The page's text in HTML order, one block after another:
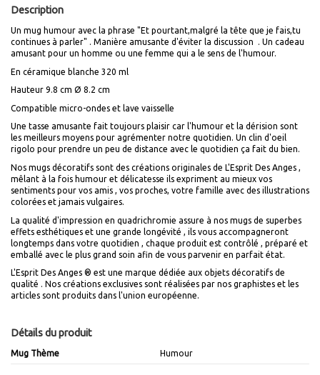
Description
Un mug humour avec la phrase "Et pourtant,malgré la tête que je fais,tu
continues à parler" . Manière amusante d'éviter la discussion . Un cadeau
amusant pour un homme ou une femme qui a le sens de l'humour.
En céramique blanche 320 ml
Hauteur 9.8 cm Ø 8.2 cm
Compatible micro-ondes et lave vaisselle
Une tasse amusante fait toujours plaisir car l'humour et la dérision sont
les meilleurs moyens pour agrémenter notre quotidien. Un clin d'oeil
rigolo pour prendre un peu de distance avec le quotidien ça fait du bien.
Nos mugs décoratifs sont des créations originales de L'Esprit Des Anges ,
mêlant à la fois humour et délicatesse ils expriment au mieux vos
sentiments pour vos amis , vos proches, votre famille avec des illustrations
colorées et jamais vulgaires.
La qualité d'impression en quadrichromie assure à nos mugs de superbes
effets esthétiques et une grande longévité , ils vous accompagneront
longtemps dans votre quotidien , chaque produit est contrôlé , préparé et
emballé avec le plus grand soin afin de vous parvenir en parfait état.
L'Esprit Des Anges ® est une marque dédiée aux objets décoratifs de
qualité . Nos créations exclusives sont réalisées par nos graphistes et les
articles sont produits dans l'union européenne.
Détails du produit
Mug Thème Humour